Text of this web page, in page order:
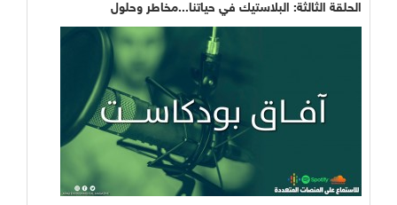
الحلقة الثالثة: البلاستيك في حياتنا...مخاطر وحلول